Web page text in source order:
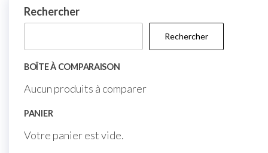
Rechercher
Rechercher
BOÎTE À COMPARAISON
Aucun produits à comparer
PANIER
Votre panier est vide.